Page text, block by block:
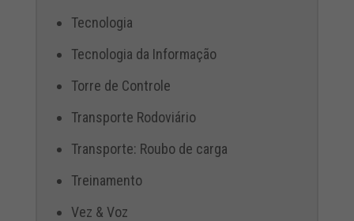
Tecnologia
Tecnologia da Informação
Torre de Controle
Transporte Rodoviário
Transporte: Roubo de carga
Treinamento
Vez & Voz